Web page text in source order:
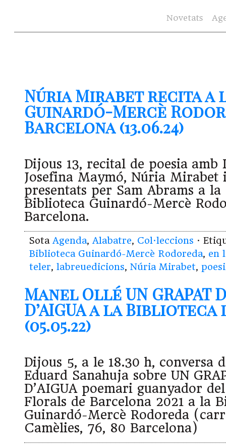
Novetats
Núria Mirabet recita a
Guinardó-Mercè
Barcelona (13.06.24)
Dijous 13, recital de poesia amb
Josefina Maymó, Núria Mirabet
presentats per Sam Abrams a la
Biblioteca Guinardó-Mercè
Barcelona.
Sota Agenda, Alabatre, Col·leccions ·
Biblioteca Guinardó-Mercè Rodoreda, en
teler, labreuedicions, Núria Mirabet,
Manel Ollé UN GRAPAT
D’AIGUA a la
(05.05.22)
Dijous 5, a le 18.30 h, conversa
Eduard Sanahuja sobre UN
D’AIGUA poemari guanyador
Florals de Barcelona 2021 a la
Guinardó-Mercè Rodoreda
Camèlies, 76, 80 Barcelona)